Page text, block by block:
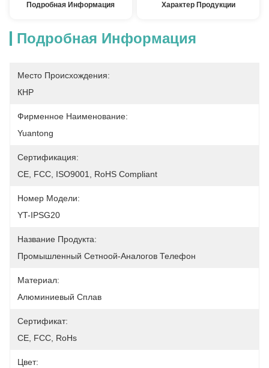
Подробная Информация Характер Продукции
Подробная Информация
Место Происхождения:
КНР
Фирменное Наименование:
Yuantong
Сертификация:
CE, FCC, ISO9001, RoHS Compliant
Номер Модели:
YT-IPSG20
Название Продукта:
Промышленный Сетноой-Аналогов Телефон
Материал:
Алюминиевый Сплав
Сертификат:
CE, FCC, RoHs
Цвет: